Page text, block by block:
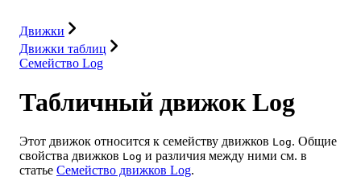
Движки
Движки таблиц
Семейство Log
Табличный движок Log
Этот движок относится к семейству движков Log. Общие
свойства движков Log и различия между ними см. в
статье Семейство движков Log.